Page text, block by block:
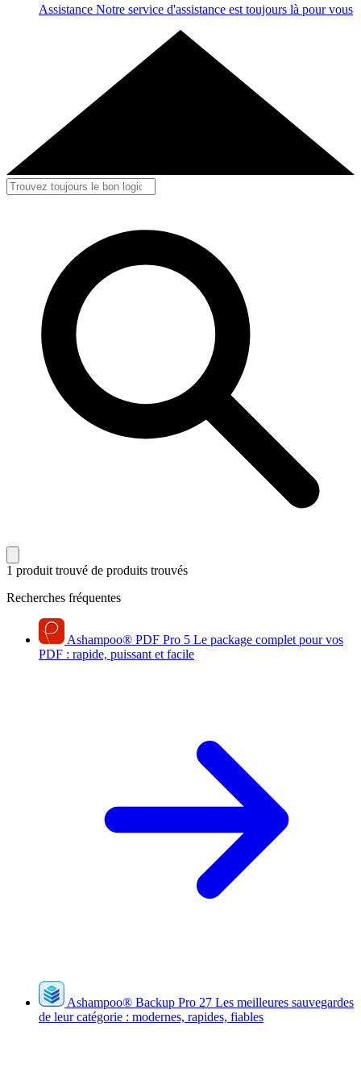
Assistance Notre service d'assistance est toujours là pour vous
1 produit trouvé de produits trouvés
Recherches fréquentes
Ashampoo® PDF Pro 5 Le package complet pour vos
PDF : rapide, puissant et facile
Ashampoo® Backup Pro 27 Les meilleures sauvegardes
de leur catégorie : modernes, rapides, fiables